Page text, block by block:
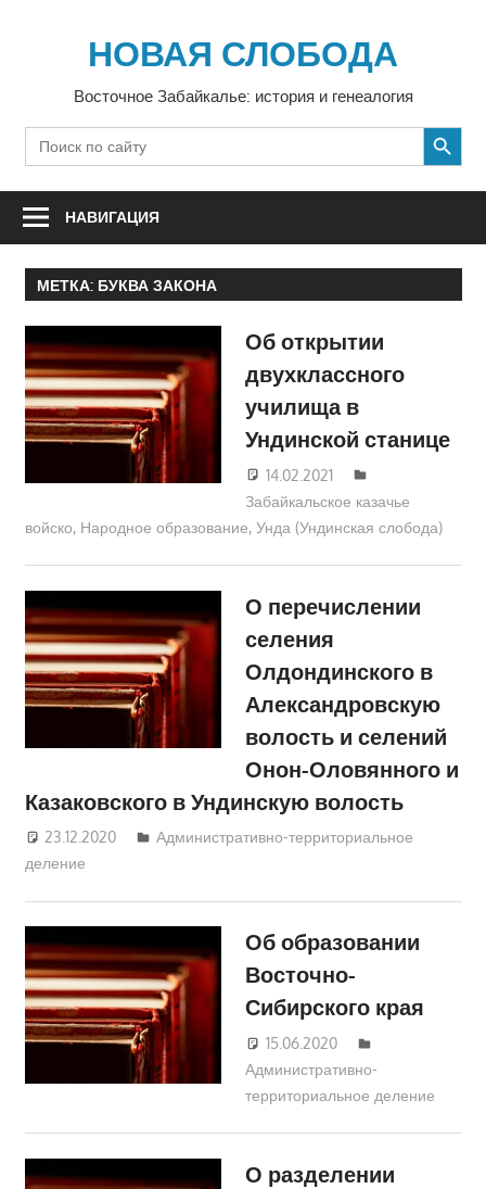
содержимомуНОВАЯ СЛОБОДА
Восточное Забайкалье: история и генеалогия
Search
for:
SEARCH BUTTON
НАВИГАЦИЯ
МЕТКА: БУКВА ЗАКОНА
Об открытии
двухклассного
училища в
Ундинской станице
14.02.2021
Аникина
Забайкальское казачье
войско, Народное образование, Унда (Ундинская слобода)
О перечислении
селения
Олдондинского в
Александровскую
волость и селений
Онон-Оловянного и
Казаковского в Ундинскую волость
23.12.2020 Екатерина Аникина
Административно-территориальное
деление
Об образовании
Восточно-
Сибирского края
15.06.2020
Аникина
Административно-
территориальное деление
О разделении